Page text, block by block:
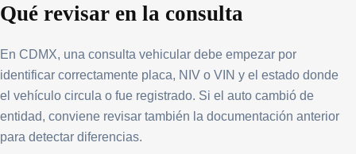
Qué revisar en la consulta
En CDMX, una consulta vehicular debe empezar por
identificar correctamente placa, NIV o VIN y el estado donde
el vehículo circula o fue registrado. Si el auto cambió de
entidad, conviene revisar también la documentación anterior
para detectar diferencias.